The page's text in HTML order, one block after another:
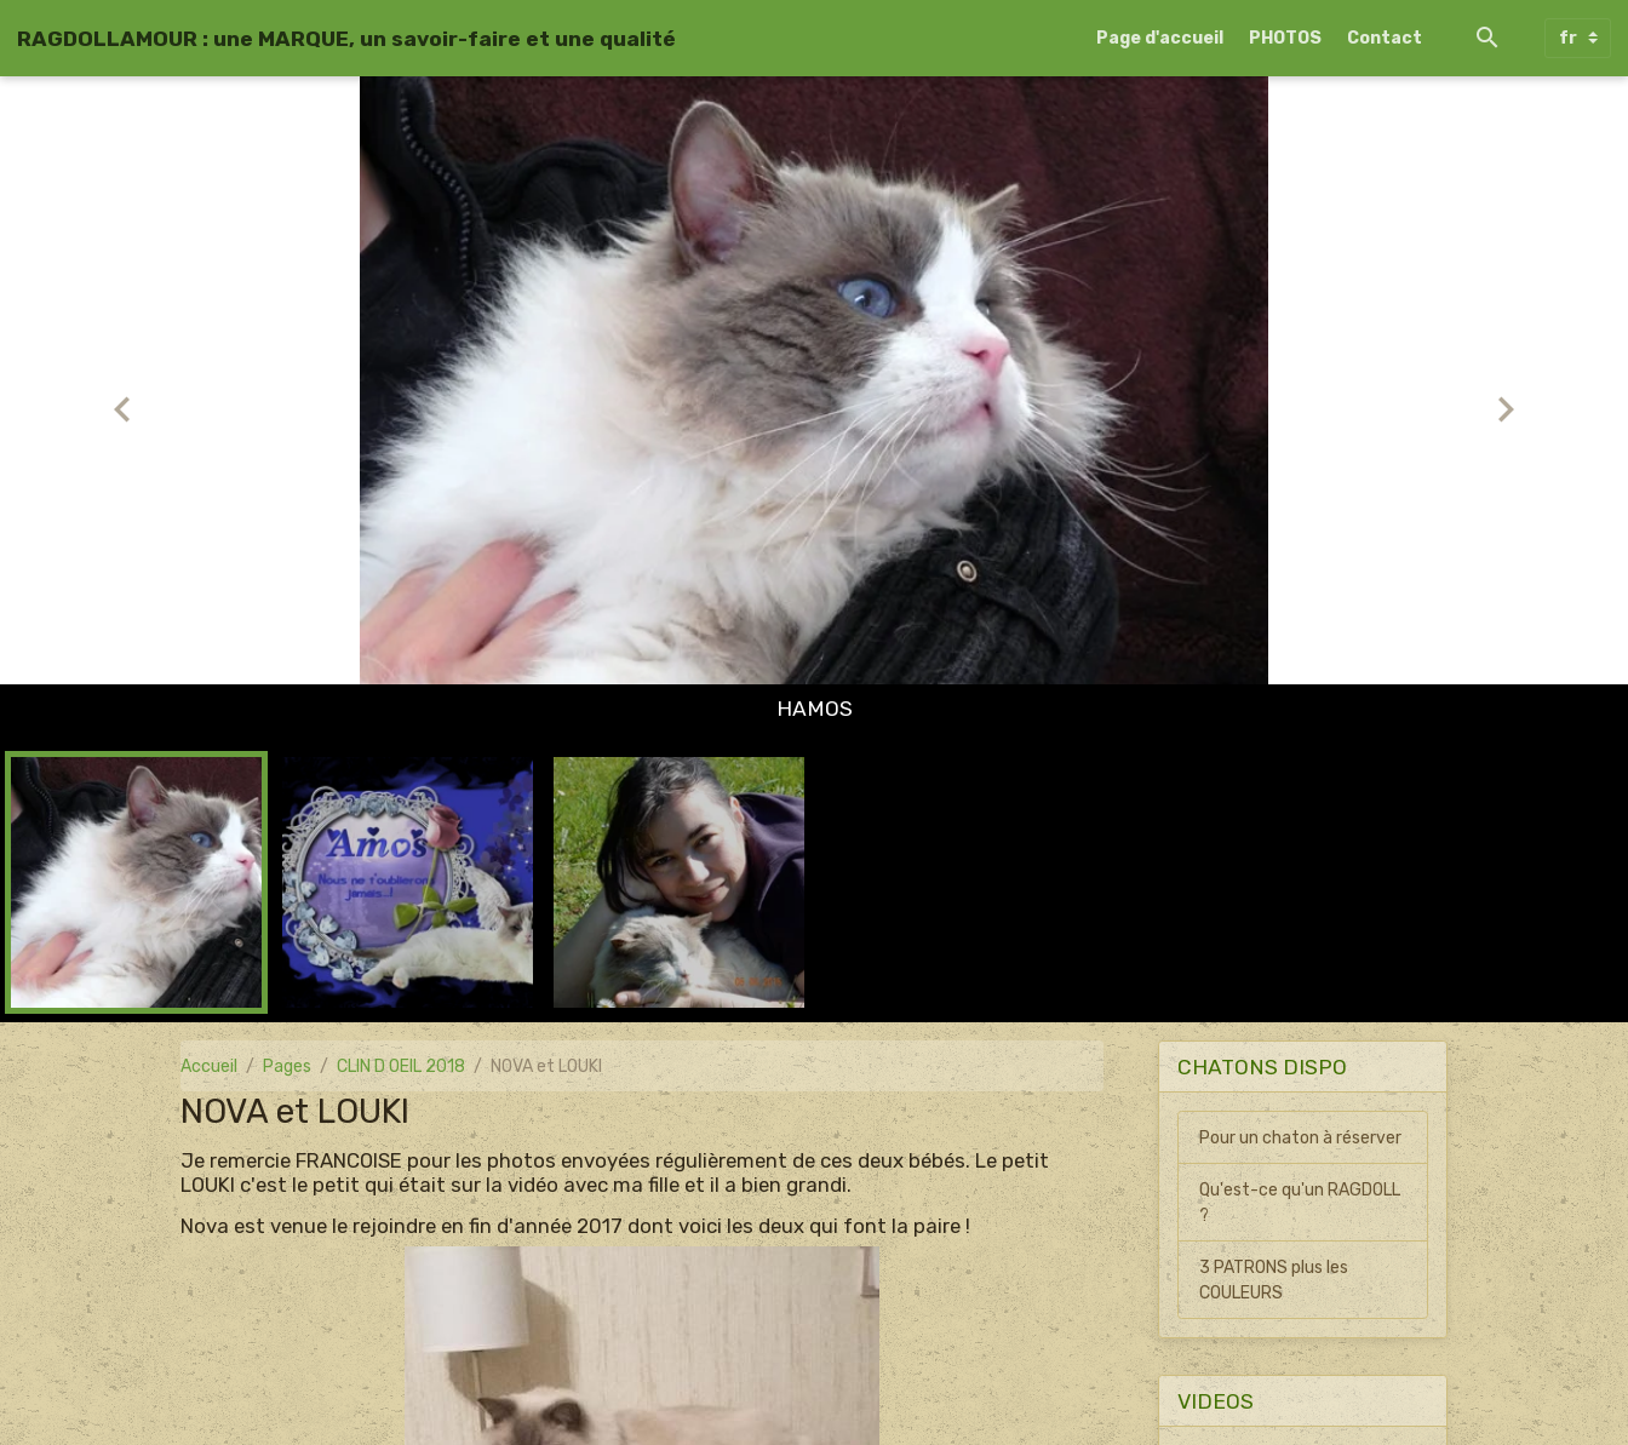
RAGDOLLAMOUR : une MARQUE, un savoir-faire et une qualité Page d'accueil PHOTOS Contact
Accueil Pages CLIN D OEIL 2018 NOVA et LOUKI
NOVA et LOUKI
Je remercie FRANCOISE pour les photos envoyées régulièrement de ces deux bébés. Le petit
LOUKI c'est le petit qui était sur la vidéo avec ma fille et il a bien grandi.
Nova est venue le rejoindre en fin d'année 2017 dont voici les deux qui font la paire !
CHATONS DISPO
Pour un chaton à réserver
Qu'est-ce qu'un RAGDOLL
?
3 PATRONS plus les
COULEURS
VIDEOS